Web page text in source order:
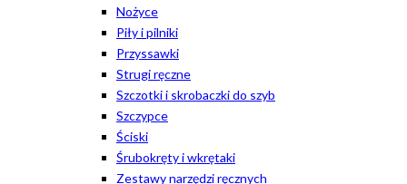
Nożyce
Piły i pilniki
Przyssawki
Strugi ręczne
Szczotki i skrobaczki do szyb
Szczypce
Ściski
Śrubokręty i wkrętaki
Zestawy narzędzi ręcznych